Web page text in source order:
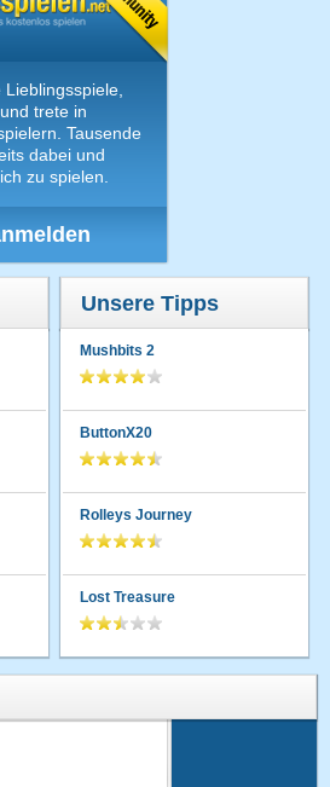
trete in
Tausende
dabei und
zu spielen.
Unsere Tipps
Mushbits 2
ButtonX20
Rolleys Journey
Lost Treasure